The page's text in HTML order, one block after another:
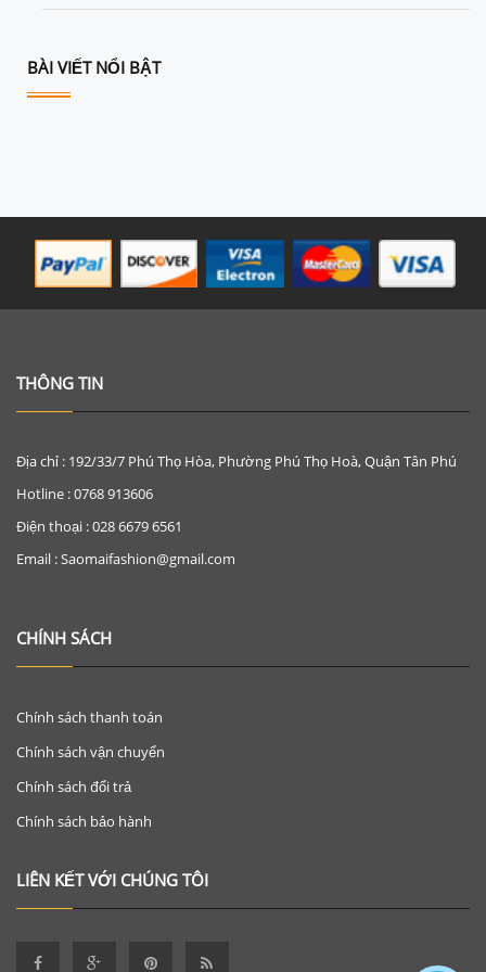
BÀI VIẾT NỔI BẬT
THÔNG TIN
Địa chỉ : 192/33/7 Phú Thọ Hòa, Phường Phú Thọ Hoà, Quận Tân Phú
Hotline : 0768 913606
Điện thoại : 028 6679 6561
Email : Saomaifashion@gmail.com
CHÍNH SÁCH
Chính sách thanh toán
Chính sách vận chuyển
Chính sách đổi trả
Chính sách bảo hành
LIÊN KẾT VỚI CHÚNG TÔI